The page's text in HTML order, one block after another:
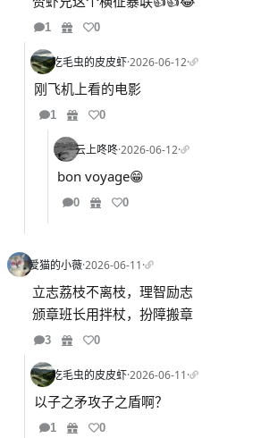
1 0
吃毛虫的皮皮虾·2026-06-12·
刚飞机上看的电影
1 0
云上咚咚·2026-06-12·
bon voyage😁
0 0
爱猫的小薇·2026-06-11·
立志荔枝不离枝，理智励志
颁章班长用拌杖，扮障搬章
3 0
吃毛虫的皮皮虾·2026-06-11·
以子之矛攻子之盾啊？
1 0